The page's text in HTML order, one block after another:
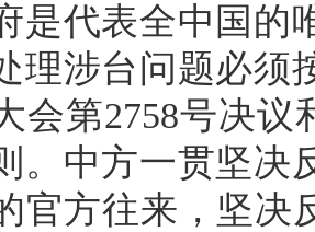
是代表全中国的
理涉台问题必须
会第2758号决议
。中方一贯坚决
官方往来，坚决